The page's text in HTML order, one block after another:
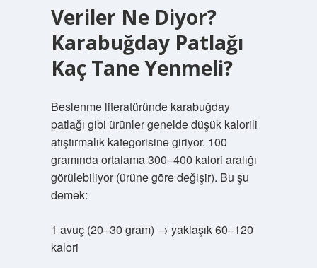
Veriler Ne Diyor?
Karabuğday Patlağı
Kaç Tane Yenmeli?
Beslenme literatüründe karabuğday
patlağı gibi ürünler genelde düşük kalorili
atıştırmalık kategorisine giriyor. 100
gramında ortalama 300–400 kalori aralığı
görülebiliyor (ürüne göre değişir). Bu şu
demek:
1 avuç (20–30 gram) → yaklaşık 60–120
kalori